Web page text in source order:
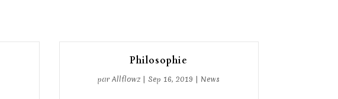
Philosophie
parAllflowz | Sep 16, 2019 | News